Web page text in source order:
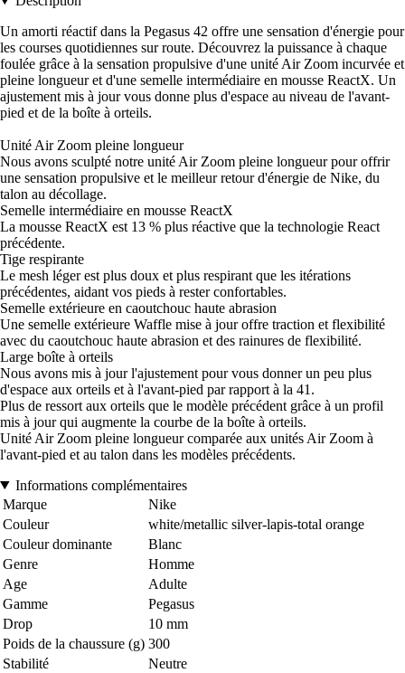
Un amorti réactif dans la Pegasus 42 offre une sensation d'énergie pour
les courses quotidiennes sur route. Découvrez la puissance à chaque
foulée grâce à la sensation propulsive d'une unité Air Zoom incurvée et
pleine longueur et d'une semelle intermédiaire en mousse ReactX. Un
ajustement mis à jour vous donne plus d'espace au niveau de l'avant-
pied et de la boîte à orteils.
Unité Air Zoom pleine longueur
Nous avons sculpté notre unité Air Zoom pleine longueur pour offrir
une sensation propulsive et le meilleur retour d'énergie de Nike, du
talon au décollage.
Semelle intermédiaire en mousse ReactX
La mousse ReactX est 13 % plus réactive que la technologie React
précédente.
Tige respirante
Le mesh léger est plus doux et plus respirant que les itérations
précédentes, aidant vos pieds à rester confortables.
Semelle extérieure en caoutchouc haute abrasion
Une semelle extérieure Waffle mise à jour offre traction et flexibilité
avec du caoutchouc haute abrasion et des rainures de flexibilité.
Large boîte à orteils
Nous avons mis à jour l'ajustement pour vous donner un peu plus
d'espace aux orteils et à l'avant-pied par rapport à la 41.
Plus de ressort aux orteils que le modèle précédent grâce à un profil
mis à jour qui augmente la courbe de la boîte à orteils.
Unité Air Zoom pleine longueur comparée aux unités Air Zoom à
l'avant-pied et au talon dans les modèles précédents.
Informations complémentaires
Marque
Nike
Couleur
white/metallic silver-lapis-total orange
Couleur dominante
Blanc
Genre
Homme
Age
Adulte
Gamme
Pegasus
Drop
10 mm
Poids de la chaussure (g) 300
Stabilité
Neutre